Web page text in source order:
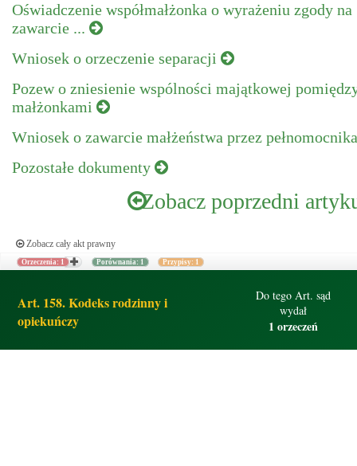
Oświadczenie współmałżonka o wyrażeniu zgody na
zawarcie ...
Wniosek o orzeczenie separacji
Pozew o zniesienie wspólności majątkowej
małżonkami
Wniosek o zawarcie małżeństwa przez
Pozostałe dokumenty
Zobacz poprzedni
Zobacz cały akt prawny
Orzeczenia: 1 Porównania: 1 Przypisy: 1
Art. 158. Kodeks rodzinny i
opiekuńczy
Do tego Art. sąd
wydał
1 orzeczeń